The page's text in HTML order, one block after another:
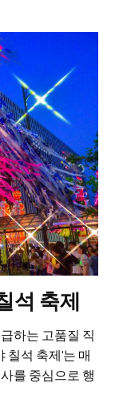
석 축제
하는 고품질 직
칠석 축제'는 매
를 중심으로 행